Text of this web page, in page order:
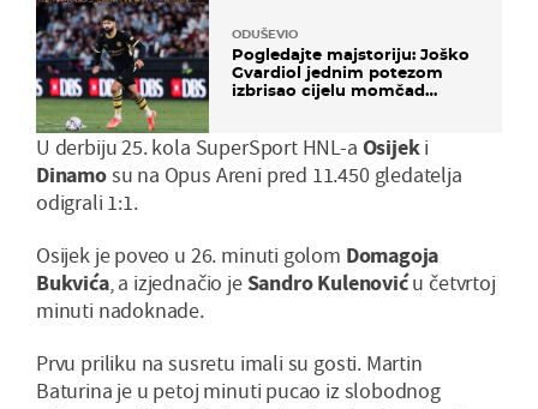
ODUŠEVIO
Pogledajte majstoriju: Joško
Gvardiol jednim potezom
izbrisao cijelu momčad
U derbiju 25. kola SuperSport HNL-a Osijeki
Dinamosu na Opus Areni pred 11.450 gledatelja
odigrali 1:1.
Osijek je poveo u 26. minuti golom Domagoja
Bukvića, a izjednačio je Sandro Kulenoviću četvrtoj
minuti nadoknade.
Prvu priliku na susretu imali su gosti. Martin
Baturina je u petoj minuti pucao iz slobodnog